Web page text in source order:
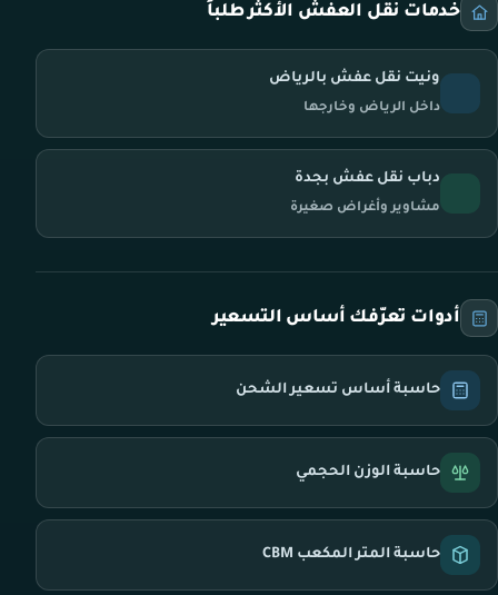
خدمات نقل العفش الأكثر طلباً
ونيت نقل عفش بالرياض
داخل الرياض وخارجها
دباب نقل عفش بجدة
مشاوير وأغراض صغيرة
أدوات تعرّفك أساس التسعير
حاسبة أساس تسعير الشحن
حاسبة الوزن الحجمي
حاسبة المتر المكعب CBM